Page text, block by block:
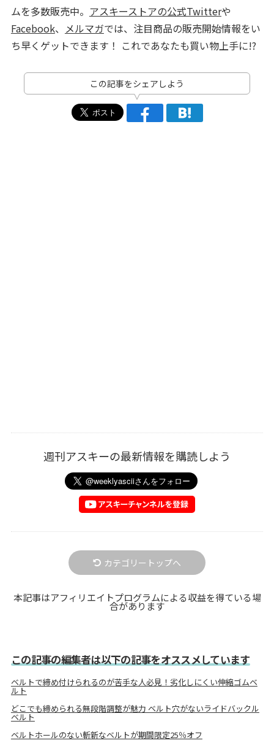
ムを多数販売中。 アスキーストアの公式Twitterや
Facebook、 メルマガでは、注目商品の販売開始情報をい
ち早くゲットできます！ これであなたも買い物上手に!?
この記事をシェアしよう
週刊アスキーの最新情報を購読しよう
カテゴリートップへ
本記事はアフィリエイトプログラムによる収益を得ている場
合があります
この記事の編集者は以下の記事をオススメしています
ベルトで締め付けられるのが苦手な人必見！劣化しにくい伸縮ゴムベ
ルト
どこでも締められる無段階調整が魅力 ベルト穴がないライドバックル
ベルト
ベルトホールのない斬新なベルトが期間限定25％オフ